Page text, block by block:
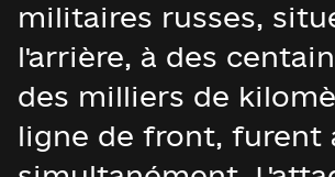
militaires russes,
l'arrière, à des
des milliers de
ligne de front, furent